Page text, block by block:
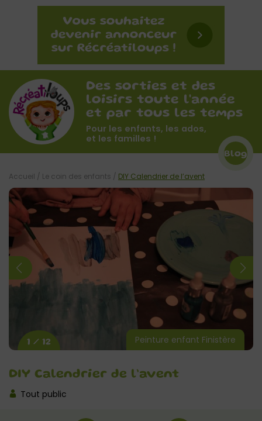
Des sorties et des
loisirs toute l'année
et par tous les temps
Pour les enfants, les ados,
et les familles !
Blog
DIY Calendrier de l’avent
Tout public
Peinture enfant Finistère
1 / 12
Accueil / Le coin des enfants / DIY Calendrier de l’avent